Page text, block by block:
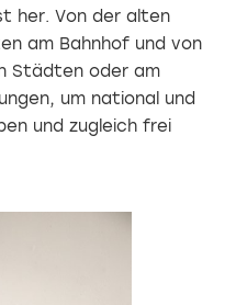
her. Von der alten
am Bahnhof und von
Städten oder am
um national und
und zugleich frei